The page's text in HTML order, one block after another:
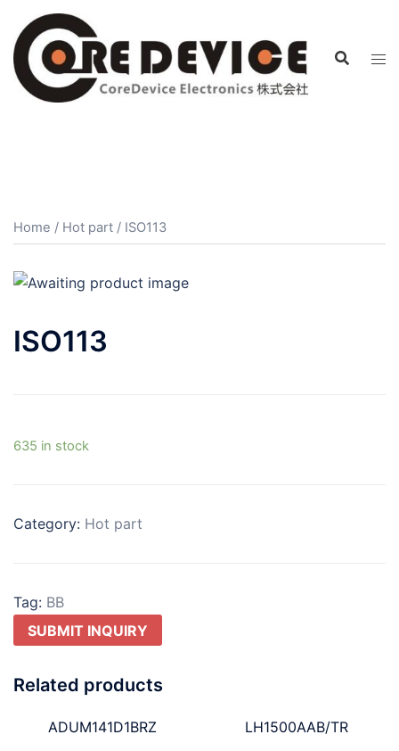
Home / Hot part / ISO113
ISO113
635 in stock
Category: Hot part
Tag: BB
SUBMIT INQUIRY
Related products
ADUM141D1BRZ LH1500AAB/TR